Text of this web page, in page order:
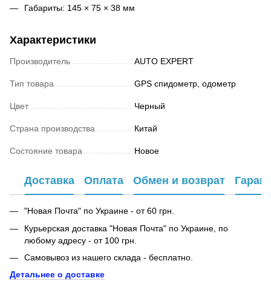
Габариты: 145 × 75 × 38 мм
Характеристики
Производитель AUTO EXPERT
Тип товара GPS спидометр, одометр
Цвет Черный
Страна производства Китай
Состояние товара Новое
Доставка Оплата Обмен и возврат
"Новая Почта" по Украине - от 60 грн.
Курьерская доставка "Новая Почта" по Украине, по
любому адресу - от 100 грн.
Самовывоз из нашего склада - бесплатно.
Детальнее о доставке